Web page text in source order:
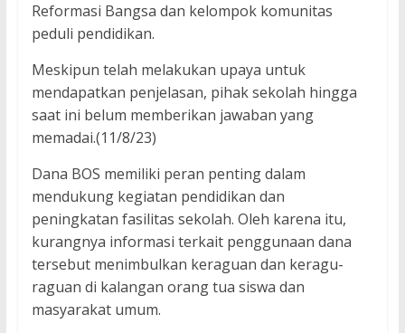
Reformasi Bangsa dan kelompok komunitas
peduli pendidikan.
Meskipun telah melakukan upaya untuk
mendapatkan penjelasan, pihak sekolah hingga
saat ini belum memberikan jawaban yang
memadai.(11/8/23)
Dana BOS memiliki peran penting dalam
mendukung kegiatan pendidikan dan
peningkatan fasilitas sekolah. Oleh karena itu,
kurangnya informasi terkait penggunaan dana
tersebut menimbulkan keraguan dan keragu-
raguan di kalangan orang tua siswa dan
masyarakat umum.